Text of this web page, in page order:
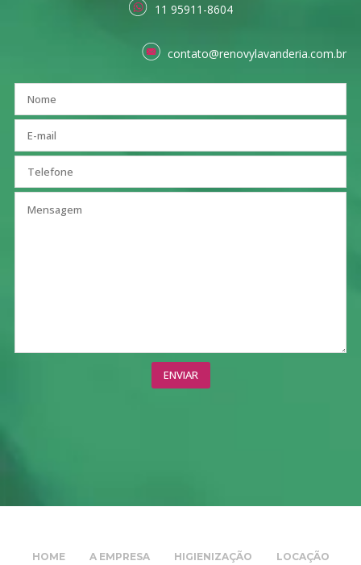
11 95911-8604
contato@renovylavanderia.com.br
HOME A EMPRESA HIGIENIZAÇÃO
LOCAÇÃO